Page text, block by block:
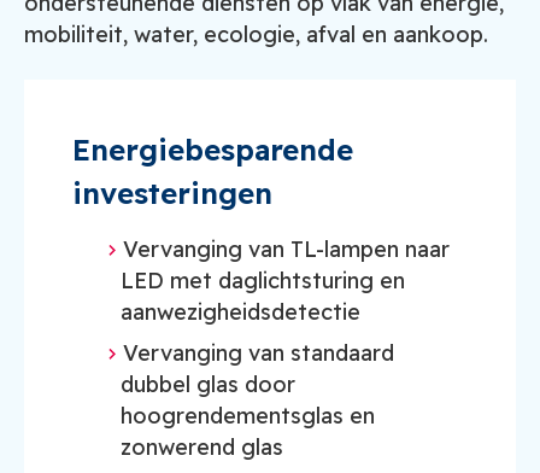
mobiliteit, water, ecologie, afval en aankoop.
Energiebesparende
investeringen
Vervanging van TL-lampen naar
LED met daglichtsturing en
aanwezigheidsdetectie
Vervanging van standaard
dubbel glas door
hoogrendementsglas en
zonwerend glas